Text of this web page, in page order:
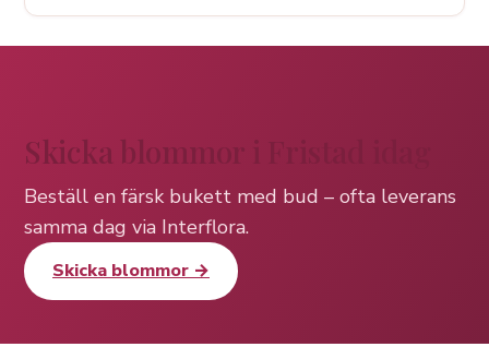
Skicka blommor i Fristad idag
Beställ en färsk bukett med bud – ofta leverans
samma dag via Interflora.
Skicka blommor →